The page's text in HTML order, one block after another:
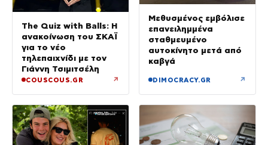
The Quiz with Balls: Η
ανακοίνωση του ΣΚΑΪ
για το νέο
τηλεπαιχνίδι με τον
Γιάννη Τσιμιτσέλη
COUSCOUS.GR ↗
Μεθυσμένος εμβόλισε
επανειλημμένα
σταθμευμένο
αυτοκίνητο μετά από
καβγά
DIMOCRACY.GR ↗